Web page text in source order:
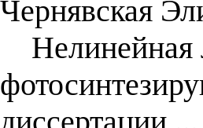
Чернявская
Нелинейная